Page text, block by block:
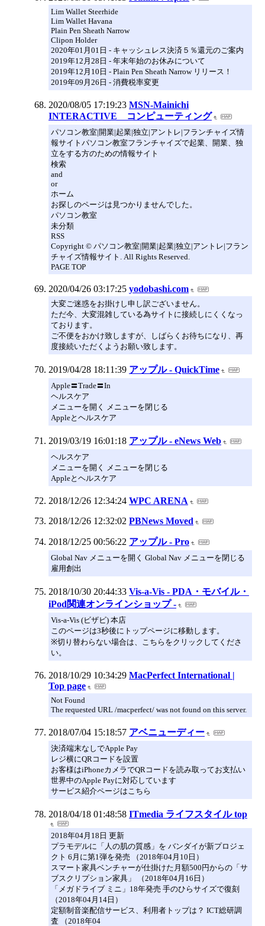
Lim Wallet Steerhide
Lim Wallet Havana
Plain Pen Sheath Narrow
Clipon Holder
2020年01月01日 - キャッシュレス決済５％還元のご案内
2019年12月28日 - 年末年始のお休みについて
2019年12月10日 - Plain Pen Sheath Narrow リリース！
2019年09月26日 - 消費税率変更
2020/08/05 17:19:23 MSN-Mainichi
INTERACTIVE コンピューティング
パソコン教室|開業|起業|独立|アントレ|フランチャイズ情
報サイトパソコン教室フランチャイズで起業、開業、独
立をする方のための情報サイト
検索
and
or
ホーム
お探しのページは見つかりませんでした。
パソコン教室
未分類
RSS
Copyright © パソコン教室|開業|起業|独立|アントレ|フラン
チャイズ情報サイト. All Rights Reserved.
PAGE TOP
2020/04/26 03:17:25 yodobashi.com
大変ご迷惑をお掛けし申し訳ございません。
ただ今、大変混雑している為サイトに接続しにくくなっ
ております。
ご不便をおかけ致しますが、しばらくお待ちになり、再
度接続いただくようお願い致します。
2019/04/28 18:11:39 アップル - QuickTime
Apple〓Trade〓In
ヘルスケア
メニューを開く メニューを閉じる
Appleとヘルスケア
2019/03/19 16:01:18 アップル - eNews Web
ヘルスケア
メニューを開く メニューを閉じる
Appleとヘルスケア
2018/12/26 12:34:24 WPC ARENA
2018/12/26 12:32:02 PBNews Moved
2018/12/25 00:56:22 アップル - Pro
Global Nav メニューを開く Global Nav メニューを閉じる
雇用創出
2018/10/30 20:44:33 Vis-a-Vis - PDA・モバイル・
iPod関連オンラインショップ -
Vis-a-Vis (ビザビ) 本店
このページは3秒後にトップページに移動します。
※切り替わらない場合は、こちらをクリックしてくださ
い。
2018/10/29 10:34:29 MacPerfect International |
Top page
Not Found
The requested URL /macperfect/ was not found on this server.
2018/07/04 15:18:57 アベニューディー
決済端末なしでApple Pay
レジ横にQRコードを設置
お客様はiPhoneカメラでQRコードを読み取ってお支払い
世界中のApple Payに対応しています
サービス紹介ページはこちら
2018/04/18 01:48:58 ITmedia ライフスタイル top
2018年04月18日 更新
プラモデルに「人の肌の質感」を バンダイが新プロジェ
クト 6月に第1弾を発売 （2018年04月10日）
スマート家具ベンチャーが仕掛けた月額500円からの「サ
ブスクリプション家具」 （2018年04月16日）
「メガドライブ ミニ」18年発売 手のひらサイズで復刻
（2018年04月14日）
定額制音楽配信サービス、利用者トップは？ ICT総研調
査 （2018年04